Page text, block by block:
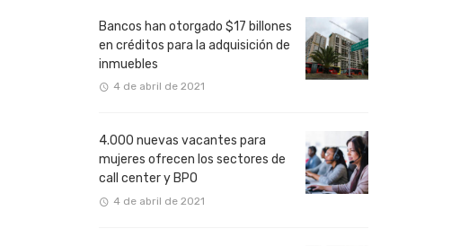
Bancos han otorgado $17 billones
en créditos para la adquisición de
inmuebles
4 de abril de 2021
4.000 nuevas vacantes para
mujeres ofrecen los sectores de
call center y BPO
4 de abril de 2021